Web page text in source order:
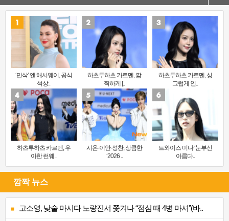
‘만삭’ 앤 해서웨이, 공식
석상..
하츠투하츠 카르멘, 깜
찍하게 [..
하츠투하츠 카르멘, 싱
그럽게 인..
하츠투하츠 카르멘, 우
아한 런웨..
시온-이안-성찬, 상큼한
‘2026 ..
트와이스 미나 ‘눈부신
아름다..
깜짝 뉴스
고소영, 낮술 마시다 노량진서 쫓겨나 “점심 때 4병 마셔”(바..